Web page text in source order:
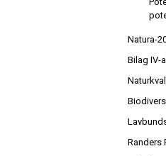
Natura-
Bilag IV-
Randers